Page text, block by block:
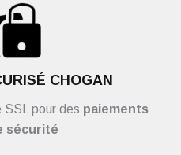
CHOGAN
SSL pour des paiements
sécurité